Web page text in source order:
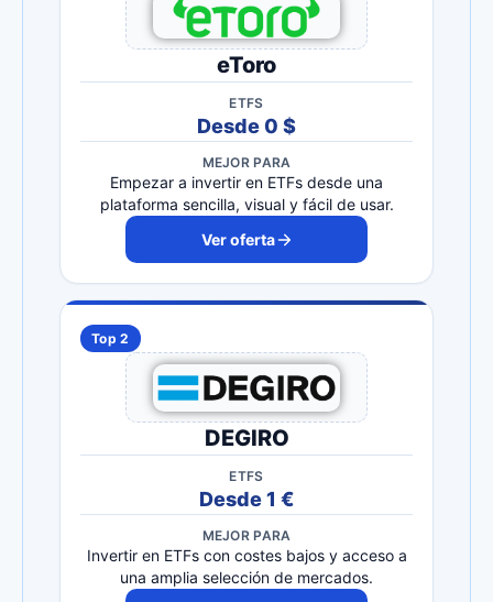
eToro
ETFS
Desde 0 $
MEJOR PARA
Empezar a invertir en ETFs desde una
plataforma sencilla, visual y fácil de usar.
Ver oferta
Top 2
DEGIRO
ETFS
Desde 1 €
MEJOR PARA
Invertir en ETFs con costes bajos y acceso a
una amplia selección de mercados.